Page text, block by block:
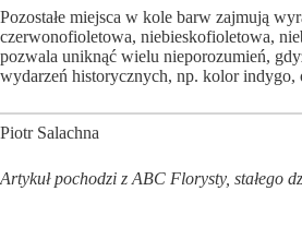
Pozostałe miejsca w kole barw zajmują
czerwonofioletowa, niebieskofioletowa,
pozwala uniknąć wielu nieporozumień,
wydarzeń historycznych, np. kolor
Piotr Salachna
Artykuł pochodzi z ABC Florysty, stałego